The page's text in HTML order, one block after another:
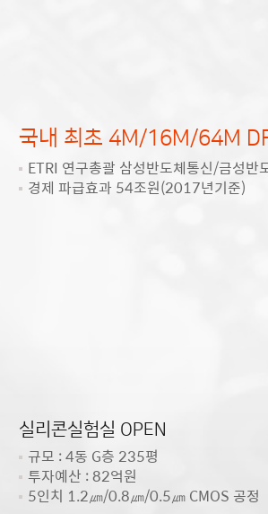
국내 최초 4M/16M/64M
ETRI 연구총괄 삼성반도체통신/금성반
경제 파급효과 54조원(2017년기준)
실리콘실험실 OPEN
규모 : 4동 G층 235평
투자예산 : 82억원
5인치 1.2㎛/0.8㎛/0.5㎛ CMOS 공정